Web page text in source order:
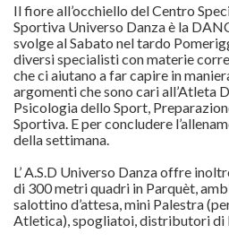
Il fiore all’occhiello del Centro
Sportiva Universo Danza è la
svolge al Sabato nel tardo
diversi specialisti con materie
che ci aiutano a far capire in
argomenti che sono cari all’Atleta
Psicologia dello Sport,
Sportiva. E per concludere
della settimana.
L’ A.S.D Universo Danza offre
di 300 metri quadri in Parquèt,
salottino d’attesa, mini Palestra
Atletica), spogliatoi, distributori di